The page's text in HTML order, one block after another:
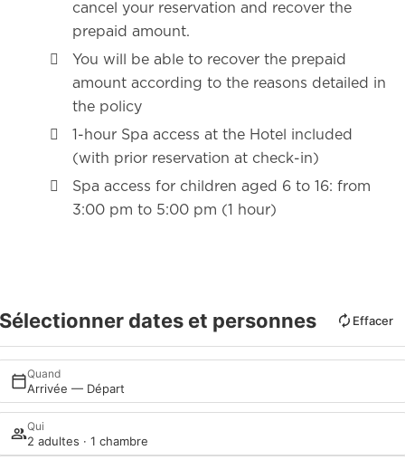
cancel your reservation and recover the
prepaid amount.
You will be able to recover the prepaid
amount according to the reasons detailed in
the policy
1-hour Spa access at the Hotel included
(with prior reservation at check-in)
Spa access for children aged 6 to 16: from
3:00 pm to 5:00 pm (1 hour)
Sélectionner dates et personnes Effacer
Quand
Arrivée — Départ
Qui
2 adultes · 1 chambre